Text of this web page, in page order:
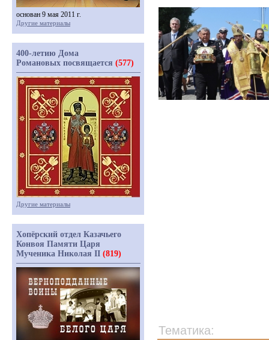
Тематика:
основан 9 мая 2011 г.
Другие материалы
400-летию Дома
Романовых посвящается (577)
Другие материалы
Хопёрский отдел Казачьего
Конвоя Памяти Царя
Мученика Николая II (819)